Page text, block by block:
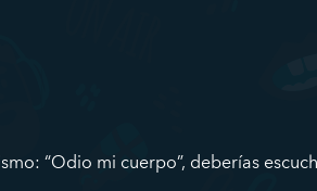
“Odio mi cuerpo”, deberías